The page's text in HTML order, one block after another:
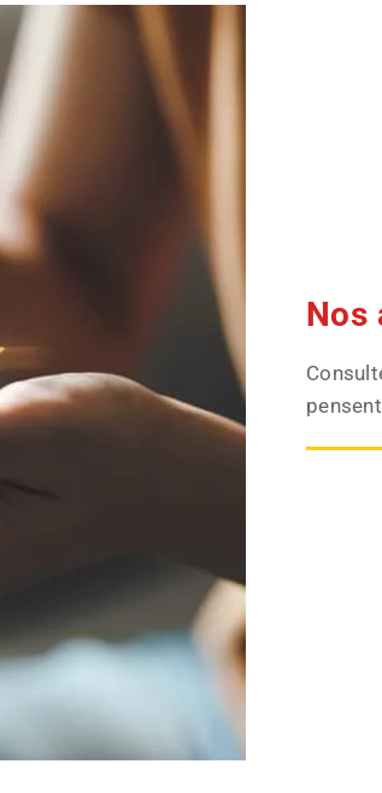
Cuve de récupération
Terrassement, fourniture, pose
Nos